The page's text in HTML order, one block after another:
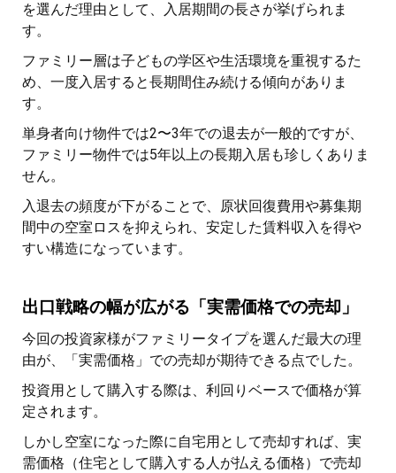
を選んだ理由として、入居期間の長さが挙げられま
す。
ファミリー層は子どもの学区や生活環境を重視するた
め、一度入居すると長期間住み続ける傾向がありま
す。
単身者向け物件では2〜3年での退去が一般的ですが、
ファミリー物件では5年以上の長期入居も珍しくありま
せん。
入退去の頻度が下がることで、原状回復費用や募集期
間中の空室ロスを抑えられ、安定した賃料収入を得や
すい構造になっています。
出口戦略の幅が広がる「実需価格での売却」
今回の投資家様がファミリータイプを選んだ最大の理
由が、「実需価格」での売却が期待できる点でした。
投資用として購入する際は、利回りベースで価格が算
定されます。
しかし空室になった際に自宅用として売却すれば、実
需価格（住宅として購入する人が払える価格）で売却